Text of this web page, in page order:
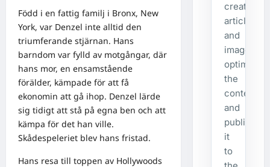
Född i en fattig familj i Bronx, New
York, var Denzel inte alltid den
triumferande stjärnan. Hans
barndom var fylld av motgångar, där
hans mor, en ensamstående
förälder, kämpade för att få
ekonomin att gå ihop. Denzel lärde
sig tidigt att stå på egna ben och att
kämpa för det han ville.
Skådespeleriet blev hans fristad.
Hans resa till toppen av Hollywoods
creates
articles
and
images,
optimizes
the
content,
and
publishes
it
to